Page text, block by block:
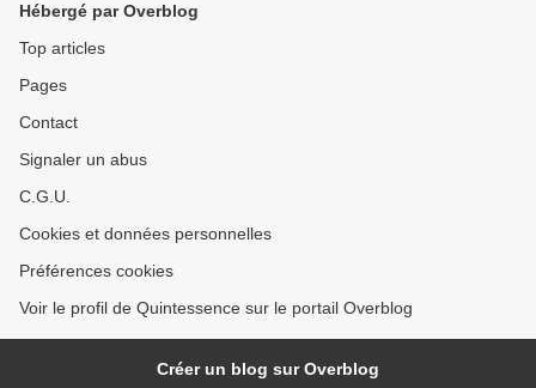
Hébergé par Overblog
Top articles
Pages
Contact
Signaler un abus
C.G.U.
Cookies et données personnelles
Préférences cookies
Voir le profil de Quintessence sur le portail Overblog
Créer un blog sur Overblog